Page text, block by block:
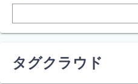
タグクラウド